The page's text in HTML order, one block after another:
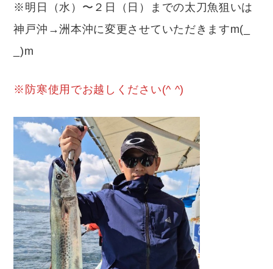
※明日（水）〜２日（日）までの太刀魚狙いは
神戸沖→洲本沖に変更させていただきますm(_
_)m
※防寒使用でお越しください(^ ^)